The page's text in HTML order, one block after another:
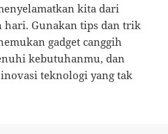
kita dari
hari. Gunakan tips dan trik
gadget canggih
kebutuhanmu, dan
teknologi yang tak